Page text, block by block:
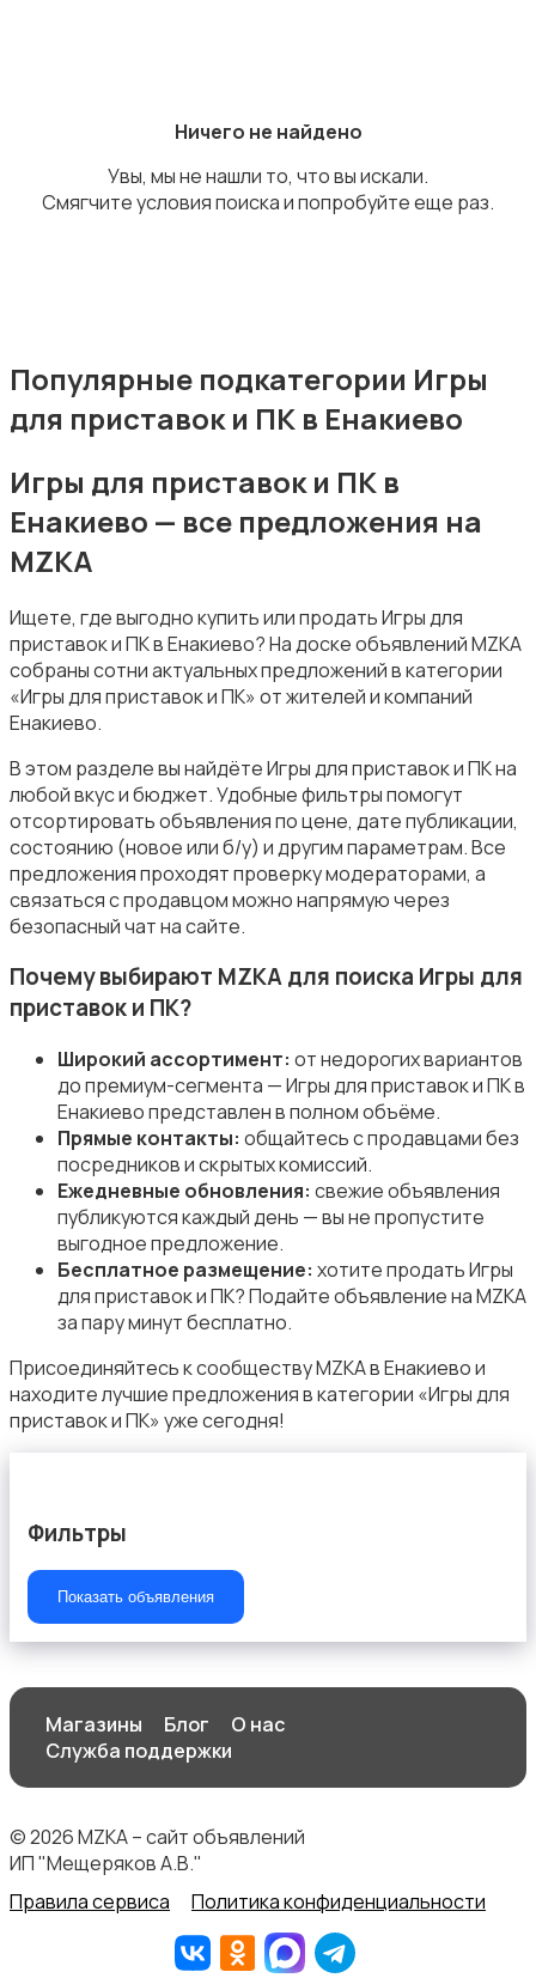
Коллекционирование
Материалы для творчества
Музыка
Музыкальные инструменты
Настольные игры
Другое
Ничего не найдено
Увы, мы не нашли то, что вы искали.
Смягчите условия поиска и попробуйте еще раз.
Популярные подкатегории Игры
для приставок и ПК в Енакиево
Игры для приставок и ПК в
Енакиево — все предложения на
MZKA
Ищете, где выгодно купить или продать Игры для
приставок и ПК в Енакиево? На доске объявлений MZKA
собраны сотни актуальных предложений в категории
«Игры для приставок и ПК» от жителей и компаний
Енакиево.
В этом разделе вы найдёте Игры для приставок и ПК на
любой вкус и бюджет. Удобные фильтры помогут
отсортировать объявления по цене, дате публикации,
состоянию (новое или б/у) и другим параметрам. Все
предложения проходят проверку модераторами, а
связаться с продавцом можно напрямую через
безопасный чат на сайте.
Почему выбирают MZKA для поиска Игры для
приставок и ПК?
Широкий ассортимент: от недорогих вариантов
до премиум-сегмента — Игры для приставок и ПК в
Енакиево представлен в полном объёме.
Прямые контакты: общайтесь с продавцами без
посредников и скрытых комиссий.
Ежедневные обновления: свежие объявления
публикуются каждый день — вы не пропустите
выгодное предложение.
Бесплатное размещение: хотите продать Игры
для приставок и ПК? Подайте объявление на MZKA
за пару минут бесплатно.
Присоединяйтесь к сообществу MZKA в Енакиево и
находите лучшие предложения в категории «Игры для
приставок и ПК» уже сегодня!
Фильтры
Показать объявления
Магазины Блог
О нас
Служба поддержки
© 2026 MZKA – сайт объявлений
ИП "Мещеряков А.В."
Правила сервиса
Политика конфиденциальности